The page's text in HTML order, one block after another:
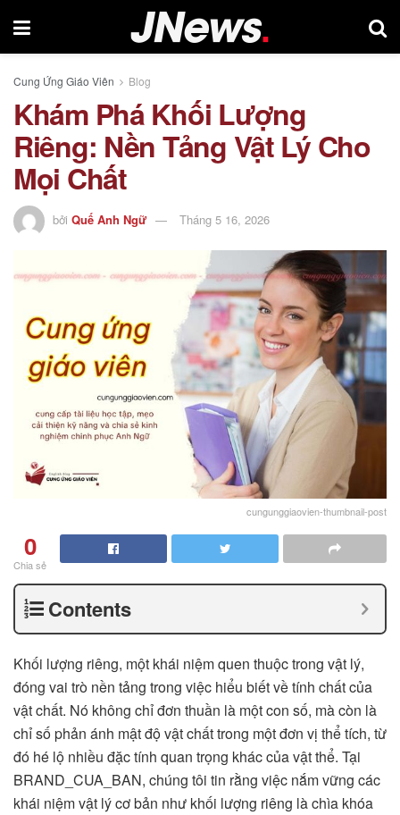
Cung Ứng Giáo Viên Blog
Khám Phá Khối Lượng
Riêng: Nền Tảng Vật Lý Cho
Mọi Chất
bởi Quế Anh Ngữ Tháng 5 16, 2026
cungunggiaovien-thumbnail-post
0
Chia sẻ
Contents
Khối lượng riêng, một khái niệm quen thuộc trong vật lý,
đóng vai trò nền tảng trong việc hiểu biết về tính chất của
vật chất. Nó không chỉ đơn thuần là một con số, mà còn là
chỉ số phản ánh mật độ vật chất trong một đơn vị thể tích, từ
đó hé lộ nhiều đặc tính quan trọng khác của vật thể. Tại
BRAND_CUA_BAN, chúng tôi tin rằng việc nắm vững các
khái niệm vật lý cơ bản như khối lượng riêng là chìa khóa